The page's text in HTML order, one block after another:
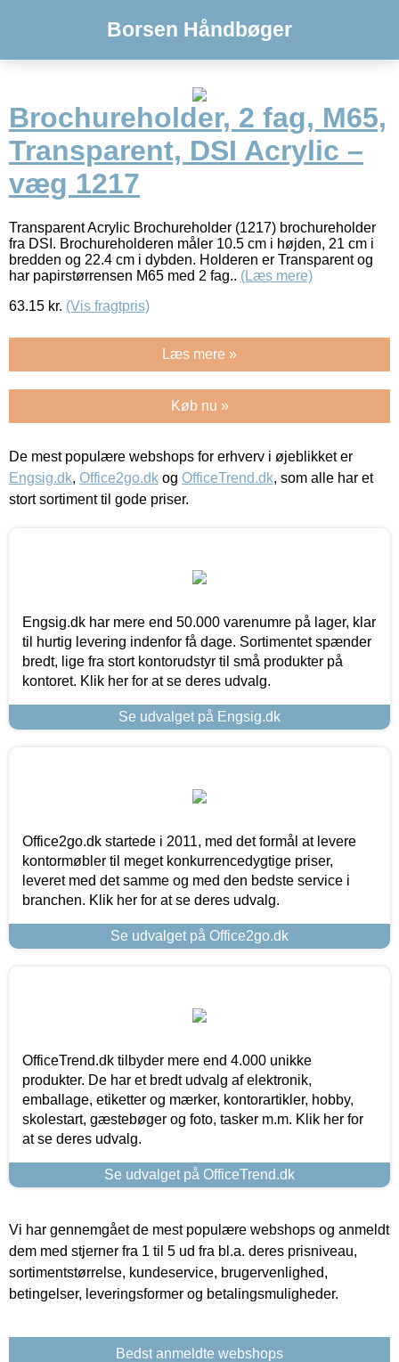
Borsen Håndbøger
Brochureholder, 2 fag, M65,
Transparent, DSI Acrylic –
væg 1217
Transparent Acrylic Brochureholder (1217) brochureholder
fra DSI. Brochureholderen måler 10.5 cm i højden, 21 cm i
bredden og 22.4 cm i dybden. Holderen er Transparent og
har papirstørrensen M65 med 2 fag.. (Læs mere)
63.15 kr. (Vis fragtpris)
Læs mere »
Køb nu »
De mest populære webshops for erhverv i øjeblikket er
Engsig.dk, Office2go.dk og OfficeTrend.dk, som alle har et
stort sortiment til gode priser.
Engsig.dk har mere end 50.000 varenumre på lager, klar
til hurtig levering indenfor få dage. Sortimentet spænder
bredt, lige fra stort kontorudstyr til små produkter på
kontoret. Klik her for at se deres udvalg.
Se udvalget på Engsig.dk
Office2go.dk startede i 2011, med det formål at levere
kontormøbler til meget konkurrencedygtige priser,
leveret med det samme og med den bedste service i
branchen. Klik her for at se deres udvalg.
Se udvalget på Office2go.dk
OfficeTrend.dk tilbyder mere end 4.000 unikke
produkter. De har et bredt udvalg af elektronik,
emballage, etiketter og mærker, kontorartikler, hobby,
skolestart, gæstebøger og foto, tasker m.m. Klik her for
at se deres udvalg.
Se udvalget på OfficeTrend.dk
Vi har gennemgået de mest populære webshops og anmeldt
dem med stjerner fra 1 til 5 ud fra bl.a. deres prisniveau,
sortimentstørrelse, kundeservice, brugervenlighed,
betingelser, leveringsformer og betalingsmuligheder.
Bedst anmeldte webshops